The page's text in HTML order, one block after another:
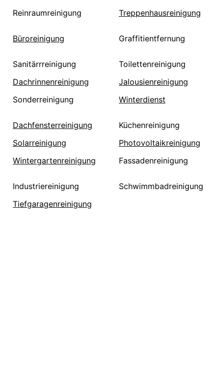
Reinraumreinigung Treppenhausreinigung
Büroreinigung Graffitientfernung
Sanitärrreinigung
Toilettenreinigung
Dachrinnenreinigung
Jalousienreinigung
Sonderreinigung
Winterdienst
Dachfensterreinigung
Küchenreinigung
Solarreinigung
Photovoltaikreinigung
Wintergartenreinigung
Fassadenreinigung
Industriereinigung
Schwimmbadreinigung
Tiefgaragenreinigung